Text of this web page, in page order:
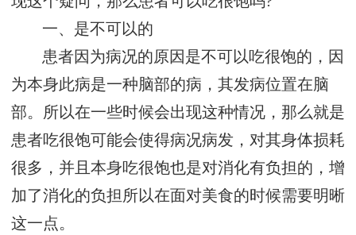
一、是不可以的
患者因为病况的原因是不可以吃很饱的，因
为本身此病是一种脑部的病，其发病位置在脑
部。所以在一些时候会出现这种情况，那么就是
患者吃很饱可能会使得病况病发，对其身体损耗
很多，并且本身吃很饱也是对消化有负担的，增
加了消化的负担所以在面对美食的时候需要明晰
这一点。